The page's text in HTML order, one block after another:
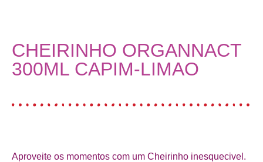
CHEIRINHO ORGANNACT
300ML CAPIM-LIMAO
Aproveite os momentos com um Cheirinho inesquecivel.